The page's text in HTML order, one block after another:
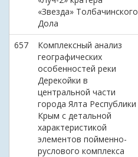
«Звезда» Толбачинского
Дола
657
Комплексный анализ
географических
особенностей реки
Дерекойки в
центральной части
города Ялта Республики
Крым с детальной
характеристикой
элементов пойменно-
руслового комплекса